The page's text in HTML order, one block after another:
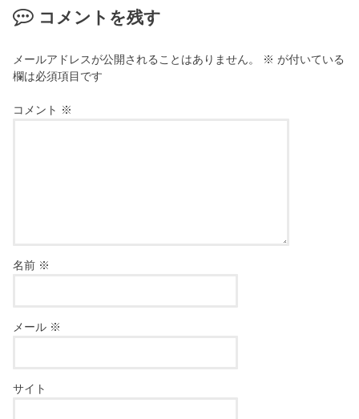
コメントを残す
メールアドレスが公開されることはありません。 ※ が付いている
欄は必須項目です
コメント ※
名前 ※
メール ※
サイト